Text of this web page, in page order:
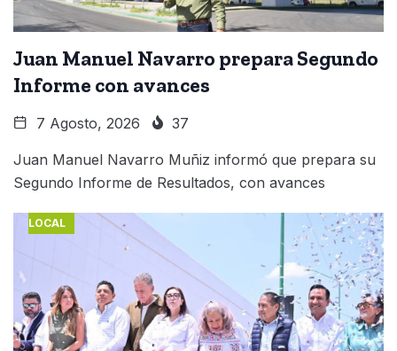
Juan Manuel Navarro prepara Segundo
Informe con avances
7 Agosto, 2026 37
Juan Manuel Navarro Muñiz informó que prepara su
Segundo Informe de Resultados, con avances
LOCAL